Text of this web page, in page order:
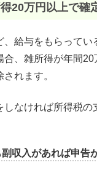
20万円以上で確
、給与をもらってい
合、雑所得が年間
れます。
しなければ所得税の
収入があれば申告